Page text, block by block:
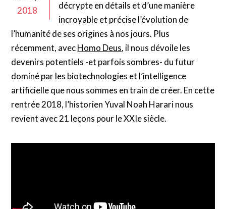
2018
décrypte en détails et d’une manière
incroyable et précise l’évolution de
l’humanité de ses origines à nos jours. Plus
récemment, avecHomo Deus, il nous dévoile les
devenirs potentiels -et parfois sombres- du futur
dominé par les biotechnologies et l’intelligence
artificielle que nous sommes en train de créer. En cette
rentrée 2018, l’historien Yuval Noah Harari nous
revient avec 21 leçons pour le XXIe siècle.